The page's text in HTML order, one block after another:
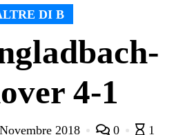
DI B
4-1
2018 0
1